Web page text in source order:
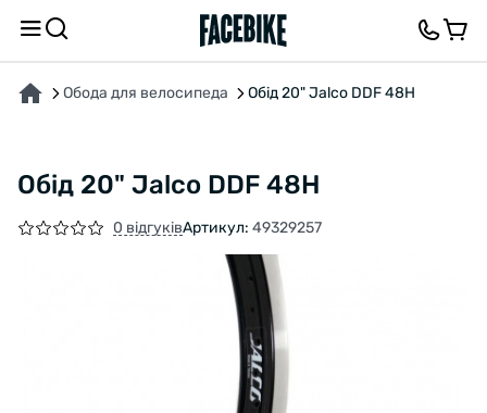
Обода для велосипеда Обід 20" Jalco DDF 48H
Обід 20" Jalco DDF 48H
0 відгуківАртикул: 49329257
ПРО ТОВАР ХАРАКТЕРИСТИКИОПИС ВІДГУКИ ТА ЗАПИТАННЯ